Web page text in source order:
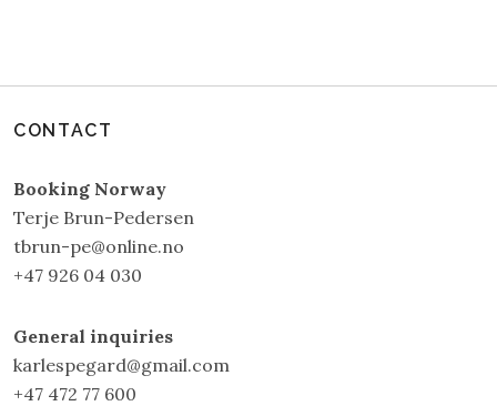
CONTACT
Booking Norway
Terje Brun-Pedersen
tbrun-pe@online.no
+47 926 04 030
General inquiries
karlespegard@gmail.com
+47 472 77 600